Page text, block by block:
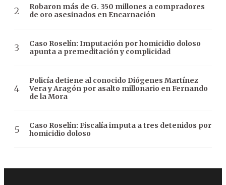
Robaron más de G. 350 millones a compradores
de oro asesinados en Encarnación
Caso Roselín: Imputación por homicidio doloso
apunta a premeditación y complicidad
Policía detiene al conocido Diógenes Martínez
Vera y Aragón por asalto millonario en Fernando
de la Mora
Caso Roselín: Fiscalía imputa a tres detenidos por
homicidio doloso